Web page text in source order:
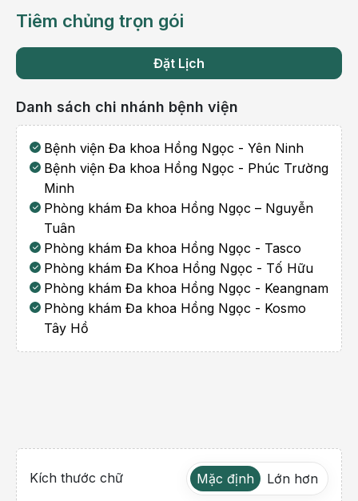
Tiêm chủng trọn gói
Đặt Lịch
Danh sách chi nhánh bệnh viện
Bệnh viện Đa khoa Hồng Ngọc - Yên Ninh
Bệnh viện Đa khoa Hồng Ngọc - Phúc Trường
Minh
Phòng khám Đa khoa Hồng Ngọc – Nguyễn
Tuân
Phòng khám Đa khoa Hồng Ngọc - Tasco
Phòng khám Đa Khoa Hồng Ngọc - Tố Hữu
Phòng khám Đa khoa Hồng Ngọc - Keangnam
Phòng khám Đa khoa Hồng Ngọc - Kosmo
Tây Hồ
Kích thước chữ Mặc định Lớn hơn